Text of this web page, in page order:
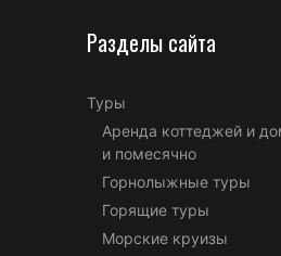
Разделы сайта
Туры
Аренда коттеджей и
и помесячно
Горнолыжные туры
Горящие туры
Морские круизы